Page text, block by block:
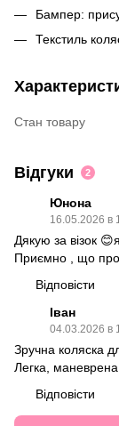
Бампер:
Текстиль
Стан товару
Відгуки 2
Юнона
16.05.2026 в
Дякую за візок
Приємно , що
Відповісти
Іван
04.03.2026 в
Зручна коляска
Легка,
Відповісти